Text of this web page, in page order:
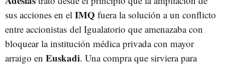
sus acciones en el IMQ fuera la solución a un conflicto
entre accionistas del Igualatorio que amenazaba con
bloquear la institución médica privada con mayor
arraigo en Euskadi. Una compra que sirviera para